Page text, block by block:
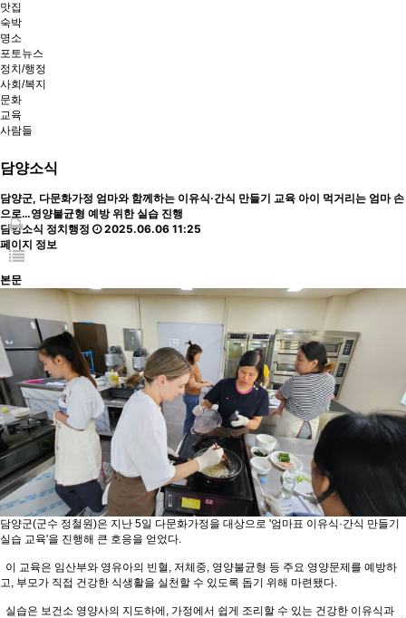
맛집
숙박
명소
포토뉴스
정치/행정
사회/복지
문화
교육
사람들
담양소식
담양군, 다문화가정 엄마와 함께하는 이유식·간식 만들기 교육 아이 먹거리는 엄마 손
으로…영양불균형 예방 위한 실습 진행
담양소식 정치행정
2025.06.06 11:25
페이지 정보
본문
담양군(군수 정철원)은 지난 5일 다문화가정을 대상으로 '엄마표 이유식·간식 만들기
실습 교육'을 진행해 큰 호응을 얻었다.
이 교육은 임산부와 영유아의 빈혈, 저체중, 영양불균형 등 주요 영양문제를 예방하
고, 부모가 직접 건강한 식생활을 실천할 수 있도록 돕기 위해 마련됐다.
실습은 보건소 영양사의 지도하에, 가정에서 쉽게 조리할 수 있는 건강한 이유식과